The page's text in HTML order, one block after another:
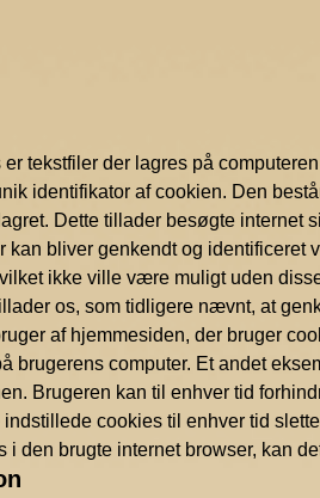
tekstfiler der lagres på
identifikator af cookien. Den
Dette tillader besøgte
bliver genkendt og
ikke ville være muligt uden
os, som tidligere nævnt, at
af hjemmesiden, der bruger
brugerens computer. Et andet
Brugeren kan til enhver tid
cookies til enhver tid
den brugte internet browser, kan